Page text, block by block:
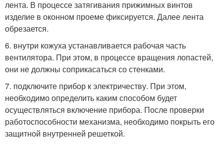
лента. В процессе затягивания прижимных винтов
изделие в оконном проеме фиксируется. Далее лента
обрезается.
6. внутри кожуха устанавливается рабочая часть
вентилятора. При этом, в процессе вращения лопастей,
они не должны соприкасаться со стенками.
7. подключите прибор к электричеству. При этом,
необходимо определить каким способом будет
осуществляться включение прибора. После проверки
работоспособности механизма, необходимо покрыть его
защитной внутренней решеткой.